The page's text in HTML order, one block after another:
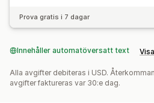
Prova gratis i 7 dagar
Innehåller automatöversatt text
Alla avgifter debiteras i USD.
avgifter faktureras var 30:e dag.